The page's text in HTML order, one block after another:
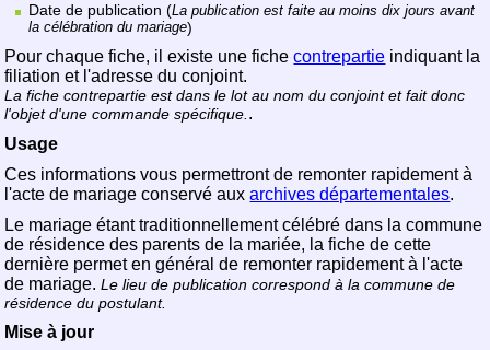
Date de publication (La publication est faite au moins dix jours avant
la célébration du mariage)
Pour chaque fiche, il existe une fichecontrepartie indiquant la
filiation et l'adresse du conjoint.
La fiche contrepartie est dans le lot au nom du conjoint et fait donc
l'objet d'une commande spécifique..
Usage
Ces informations vous permettront de remonter rapidement à
l'acte de mariage conservé auxarchives départementales.
Le mariage étant traditionnellement célébré dans la commune
de résidence des parents de la mariée, la fiche de cette
dernière permet en général de remonter rapidement à l'acte
de mariage.Le lieu de publication correspond à la commune de
résidence du postulant.
Mise à jour